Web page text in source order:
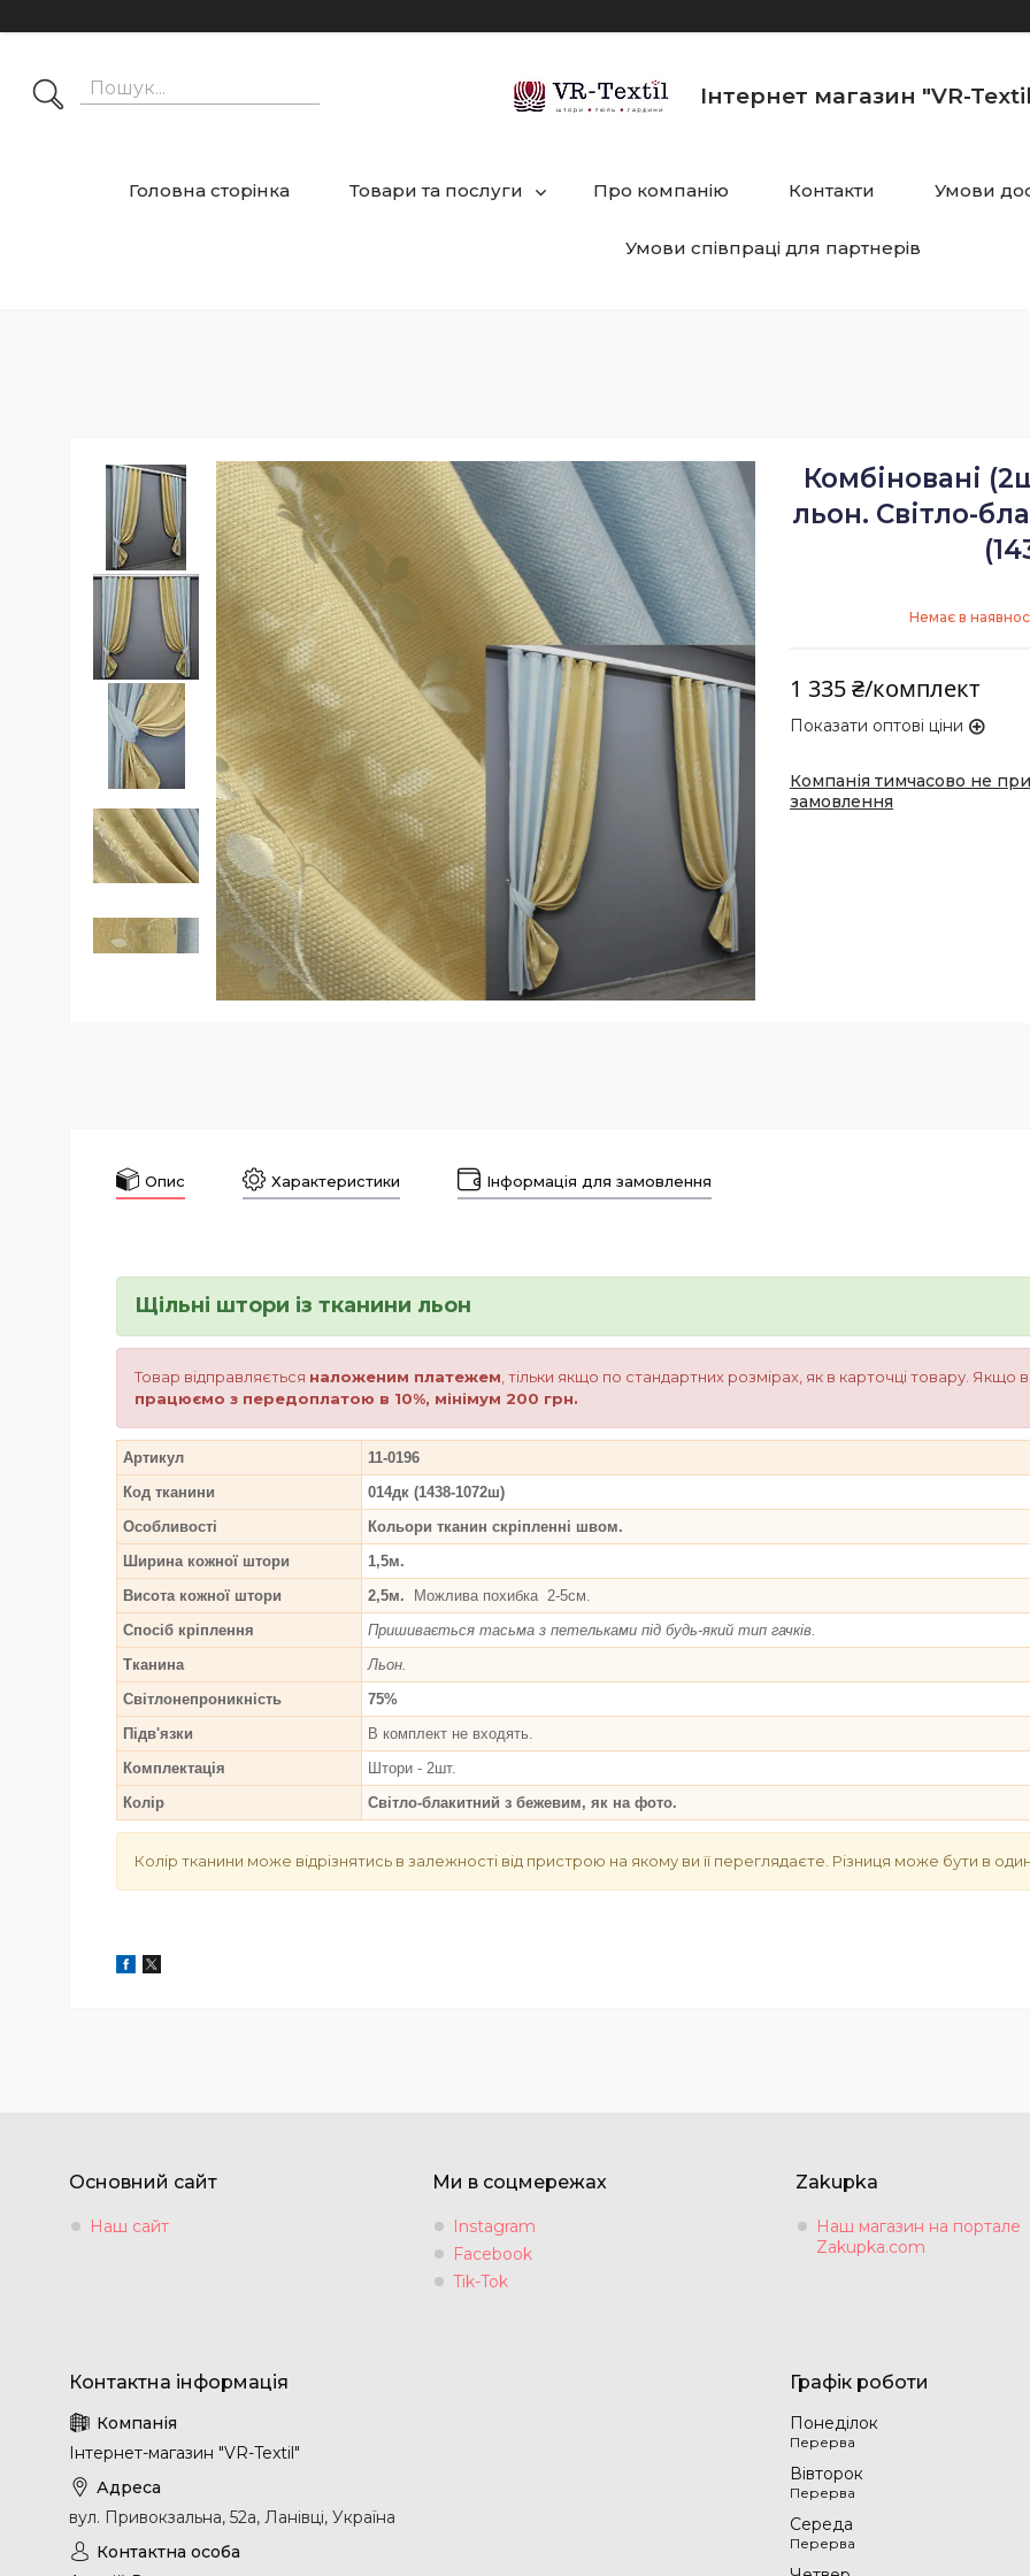
Інтернет магазин "VR-
Головна сторінка Товари та послуги Про компанію Контакти Умови
Умови співпраці для партнерів
Комбіновані
льон. Світло-
Немає в
1 335 ₴/комплект
Показати оптові ціни
Компанія тимчасово не
замовлення
Опис Характеристики Інформація для замовлення
Щільні штори із тканини льон
Товар відправляється наложеним платежем, тільки якщо по стандартних розмірах, як в карточці товару. Якщо
працюємо з передоплатою в 10%, мінімум 200 грн.
Артикул
11-0196
Код тканини
014дк (1438-1072ш)
Особливості
Кольори тканин скріпленні швом.
Ширина кожної штори
1,5м.
Висота кожної штори
2,5м. Можлива похибка 2-5см.
Спосіб кріплення
Пришивається тасьма з петельками під будь-який тип гачків.
Тканина
Льон.
Світлонепроникність
75%
Підв'язки
В комплект не входять.
Комплектація
Штори - 2шт.
Колір
Світло-блакитний з бежевим, як на фото.
Колір тканини може відрізнятись в залежності від пристрою на якому ви її переглядаєте. Різниця може бути в
Основний сайт
Наш сайт
Ми в соцмережах
Instagram
Facebook
Tik-Tok
Zakupka
Наш магазин на портале
Zakupka.com
Інтернет-магазин "VR-Textil"
вул. Привокзальна, 52а, Ланівці, Україна
Графік роботи
Понеділок
Вівторок
Середа